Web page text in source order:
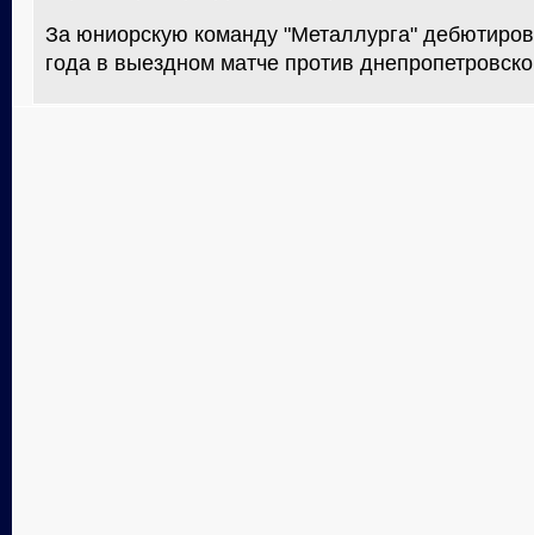
За юниорскую команду "Металлурга"
года в выездном матче против